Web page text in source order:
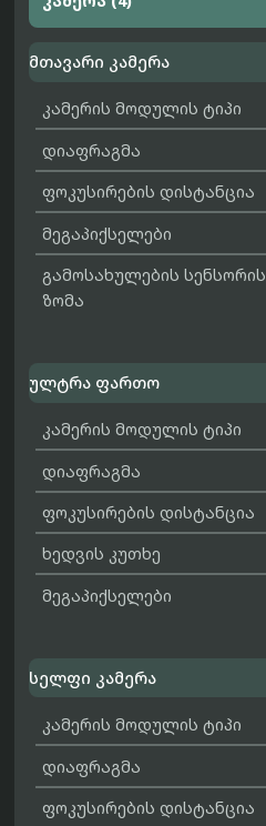
მთავარი კამერა
კამერის მოდულის ტიპი
დიაფრაგმა
ფოკუსირების დისტანცია
მეგაპიქსელები
გამოსახულების სენსორის
ზომა
ულტრა ფართო
კამერის მოდულის ტიპი
დიაფრაგმა
ფოკუსირების დისტანცია
ხედვის კუთხე
მეგაპიქსელები
სელფი კამერა
კამერის მოდულის ტიპი
დიაფრაგმა
ფოკუსირების დისტანცია